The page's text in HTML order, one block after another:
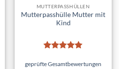
MUTTERPASSHÜLLEN
Mutterpasshülle Mutter mit
Kind
mit5von
geprüfte Gesamtbewertungen